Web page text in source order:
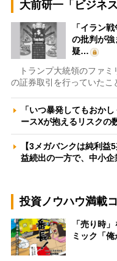
大前研一「ビジネ
「イラン
の批判が強
疑…
トランプ大統領のファミ
の証券取引を行っていたこ
「いつ暴発してもおか
ースXが抱えるリスクの
【3メガバンクは純利
益続出の一方で、中小
投資ノウハウ満載
「売り時
ミック「俺